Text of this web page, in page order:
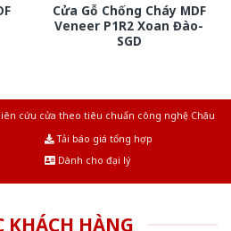
Cửa Gỗ Chống Cháy MDF
Veneer P1R2 Xoan Đào-
SGD
cứu cửa theo tiêu chuẩn công nghệ Châu
Tải báo giá tổng hợp
Dành cho đại lý
KHÁCH HÀNG